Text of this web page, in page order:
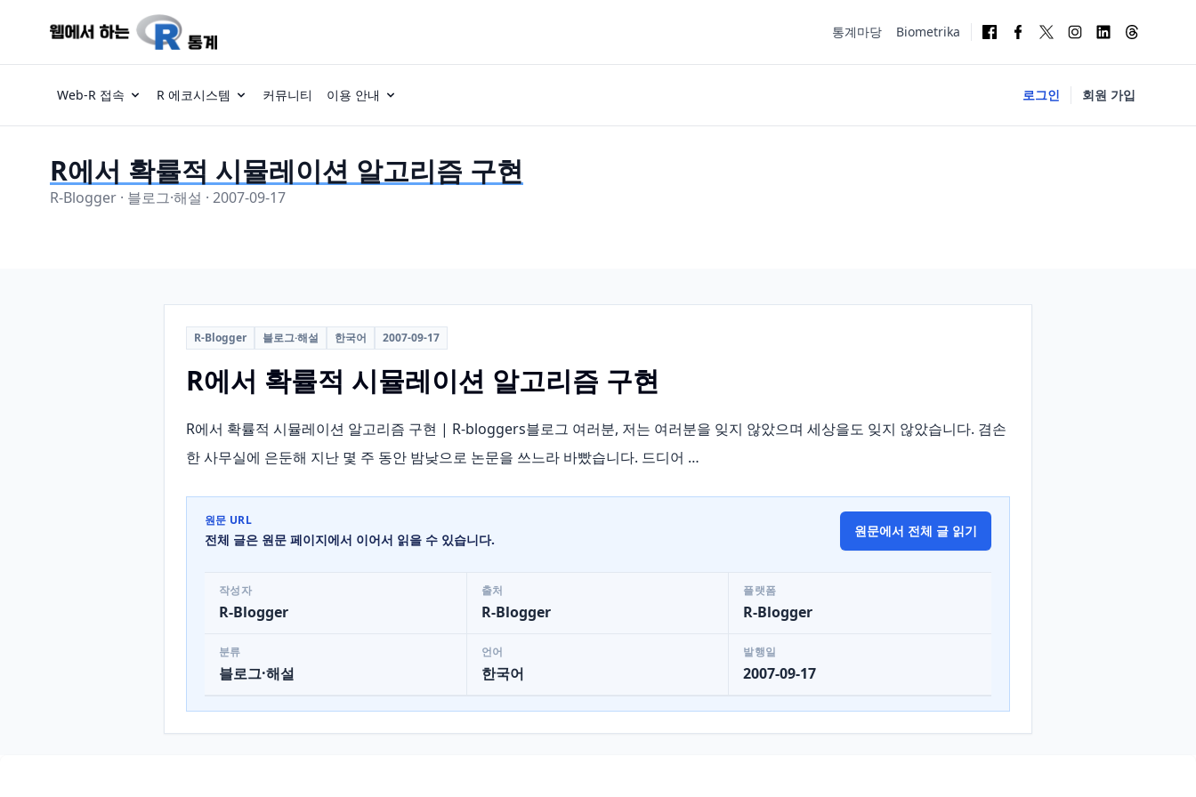
통계마당 Biometrika
Web-R 접속 R 에코시스템 커뮤니티 이용 안내 로그인 회원 가입
R에서 확률적 시뮬레이션 알고리즘 구현
R-Blogger · 블로그·해설 · 2007-09-17
R-Blogger 블로그·해설 한국어 2007-09-17
R에서 확률적 시뮬레이션 알고리즘 구현
R에서 확률적 시뮬레이션 알고리즘 구현 | R-bloggers블로그 여러분, 저는 여러분을 잊지 않았으며 세상을도 잊지 않았습니다. 겸손
한 사무실에 은둔해 지난 몇 주 동안 밤낮으로 논문을 쓰느라 바빴습니다. 드디어 …
원문 URL
전체 글은 원문 페이지에서 이어서 읽을 수 있습니다.
원문에서 전체 글 읽기
작성자
R-Blogger
출처
R-Blogger
플랫폼
R-Blogger
분류
블로그·해설
언어
한국어
발행일
2007-09-17